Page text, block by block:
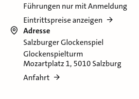
Führungen nur mit Anmeldung
Eintrittspreise anzeigen
Adresse
Salzburger Glockenspiel
Glockenspielturm
Mozartplatz 1, 5010 Salzburg
Anfahrt